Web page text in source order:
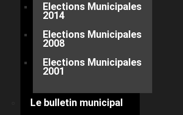
Elections Municipales
2014
Elections Municipales
2008
Elections Municipales
2001
Le bulletin municipal